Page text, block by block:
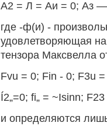
А2 = Л = Аи = 0; Аз
где -ф(и) -
удовлетворяющая
тензора Максвелла
Fvu = 0; Fin - 0; F3u
Í2„=0; fi„ = ~Isinn;
и определяются